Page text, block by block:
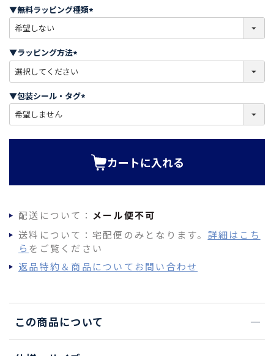
)
▼無料ラッピング種類
必
)
▼ラッピング方法
必
須
)
▼包装シール・タグ
必
カートに入れる
配送について： メール便不可
送料について：宅配便のみとなります。 詳細はこち
ら をご覧ください
返品特約＆商品についてお問い合わせ
この商品について